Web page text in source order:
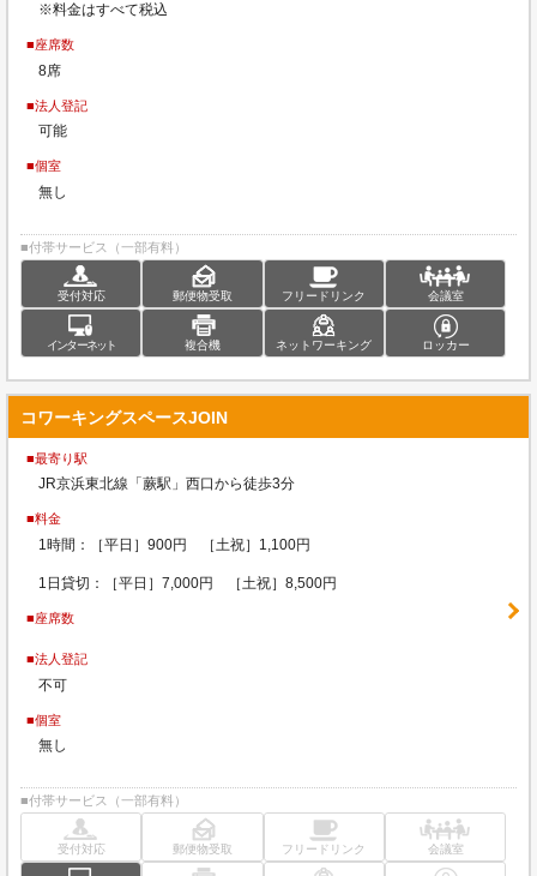
※料金はすべて税込
■座席数
8席
■法人登記
可能
■個室
無し
■付帯サービス（一部有料）
受付対応 郵便物受取 フリードリンク 会議室
インターネット 複合機 ネットワーキング ロッカー
コワーキングスペースJOIN
■最寄り駅
JR京浜東北線「蕨駅」西口から徒歩3分
■料金
1時間：［平日］900円 ［土祝］1,100円
1日貸切：［平日］7,000円 ［土祝］8,500円
■座席数
■法人登記
不可
■個室
無し
■付帯サービス（一部有料）
受付対応 郵便物受取 フリードリンク 会議室